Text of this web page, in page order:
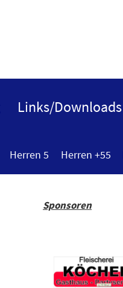
Links/Downloads
Herren 5 Herren +55
Sponsoren